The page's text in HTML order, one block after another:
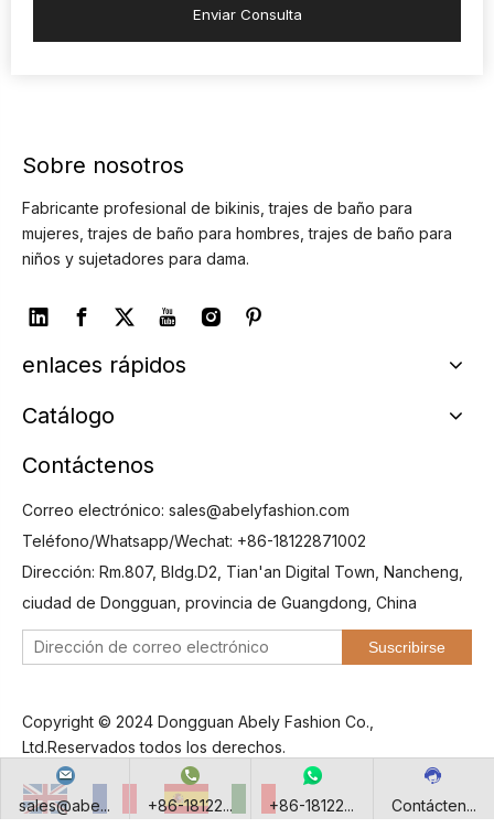
Enviar Consulta
Sobre nosotros
Fabricante profesional de bikinis, trajes de baño para
mujeres, trajes de baño para hombres, trajes de baño para
niños y sujetadores para dama.
enlaces rápidos
Catálogo
Contáctenos
sales@abe... +86-18122... +86-18122... Contácten...
Correo electrónico: sales@abelyfashion.com
Teléfono/Whatsapp/Wechat: +86-18122871002
Dirección: Rm.807, Bldg.D2, Tian'an Digital Town, Nancheng,
ciudad de Dongguan, provincia de Guangdong, China
Suscribirse
Copyright © 2024 Dongguan Abely Fashion Co.,
Ltd.Reservados todos los derechos.